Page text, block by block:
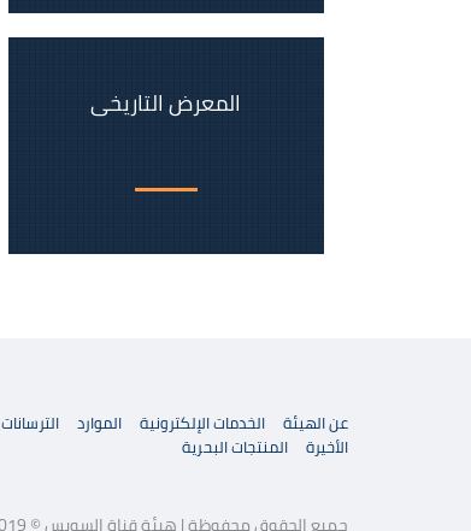
المعرض التاريخى
عن الهيئة الخدمات الإلكترونية الموارد الترسانات
الأخيرة
المنتجات البحرية